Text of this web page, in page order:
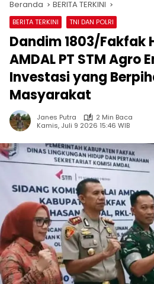
Beranda BERITA TERKINI
BERITA TERKINI TNI DAN POLRI
Dandim 1803/Fakfak
AMDAL PT STM Agro
Investasi yang
Masyarakat
Janes Putra
2 Min Baca
Kamis, Juli 9 2026 15:46 WIB